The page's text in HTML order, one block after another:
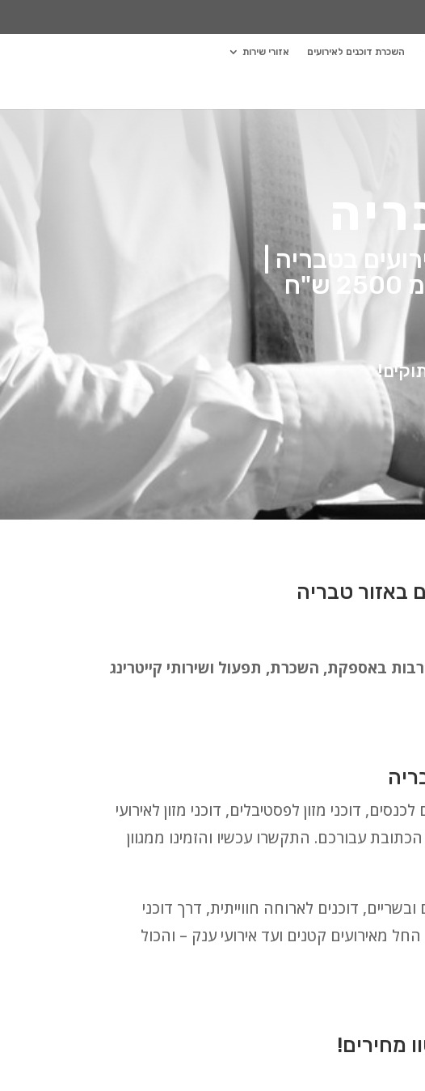
השכרת דוכנים לאירועים אזורי שירות
בטבריה |
מעל 100 סוגי דוכנים לבחירה בהחל מ 2500 ש"ח
באספקת, השכרת, תפעול ושירותי קייטרינג
דוכני מזון לפסטיבלים, דוכני מזון לאירועי
הכתובת עבורכם. התקשרו עכשיו והזמינו ממגוון
סוגי הכשרות, חלביים ובשריים, דוכנים לארוחה חווייתית, דרך דוכני
מאירועים קטנים ועד אירועי ענק – והכול
מחירים!